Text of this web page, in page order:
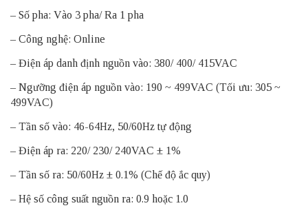
– Số pha: Vào 3 pha/ Ra 1 pha
– Công nghệ: Online
– Điện áp danh định nguồn vào: 380/ 400/ 415VAC
– Ngưỡng điện áp nguồn vào: 190 ~ 499VAC (Tối ưu: 305 ~
499VAC)
– Tần số vào: 46-64Hz, 50/60Hz tự động
– Điện áp ra: 220/ 230/ 240VAC ± 1%
– Tần số ra: 50/60Hz ± 0.1% (Chế độ ắc quy)
– Hệ số công suất nguồn ra: 0.9 hoặc 1.0